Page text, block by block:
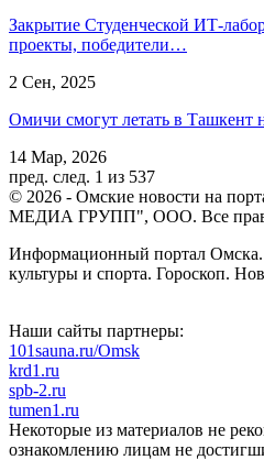
Закрытие Студенческой ИТ-
проекты, победители…
2 Сен, 2025
Омичи смогут летать в Ташкент
14 Мар, 2026
пред. след. 1 из 537
© 2026 - Омские новости на
МЕДИА ГРУПП", ООО. Все
Информационный портал Омска.
культуры и спорта. Гороскоп.
Наши сайты партнеры:
101sauna.ru/Omsk
krd1.ru
spb-2.ru
tumen1.ru
Некоторые из материалов не
ознакомлению лицам не